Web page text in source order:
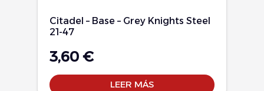
Citadel – Base – Grey Knights Steel
21-47
3,60 €
LEER MÁS